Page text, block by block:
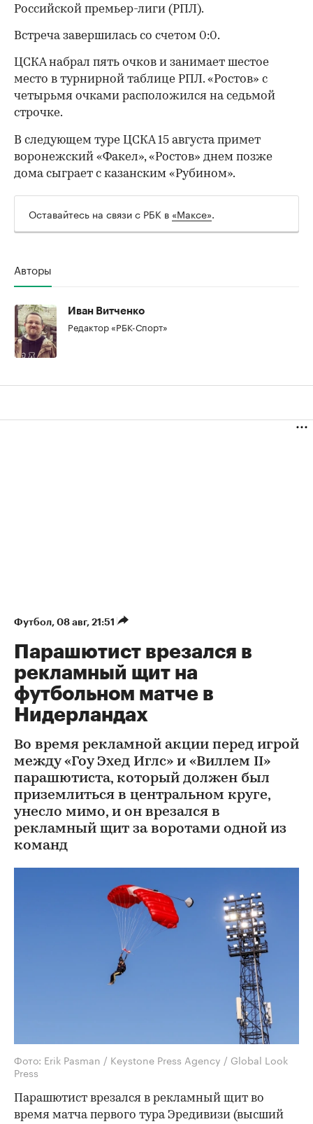
Российской премьер-лиги (РПЛ).
Встреча завершилась со счетом 0:0.
ЦСКА набрал пять очков и занимает шестое
место в турнирной таблице РПЛ. «Ростов» с
четырьмя очками расположился на седьмой
строчке.
В следующем туре ЦСКА 15 августа примет
воронежский «Факел», «Ростов» днем позже
дома сыграет с казанским «Рубином».
Оставайтесь на связи с РБК в «Максе».
Авторы
Иван Витченко
Редактор «РБК-Спорт»
Футбол 08 авг, 21:51
Парашютист врезался в
рекламный щит на
футбольном матче в
Нидерландах
Во время рекламной акции перед игрой
между «Гоу Эхед Иглс» и «Виллем II»
парашютиста, который должен был
приземлиться в центральном круге,
унесло мимо, и он врезался в
рекламный щит за воротами одной из
команд
Фото: Erik Pasman / Keystone Press Agency / Global Look
Press
Парашютист врезался в рекламный щит во
время матча первого тура Эредивизи (высший